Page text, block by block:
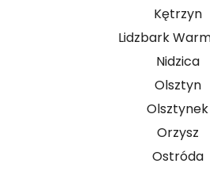
Kętrzyn
Lidzbark
Nidzica
Olsztyn
Olsztynek
Orzysz
Ostróda